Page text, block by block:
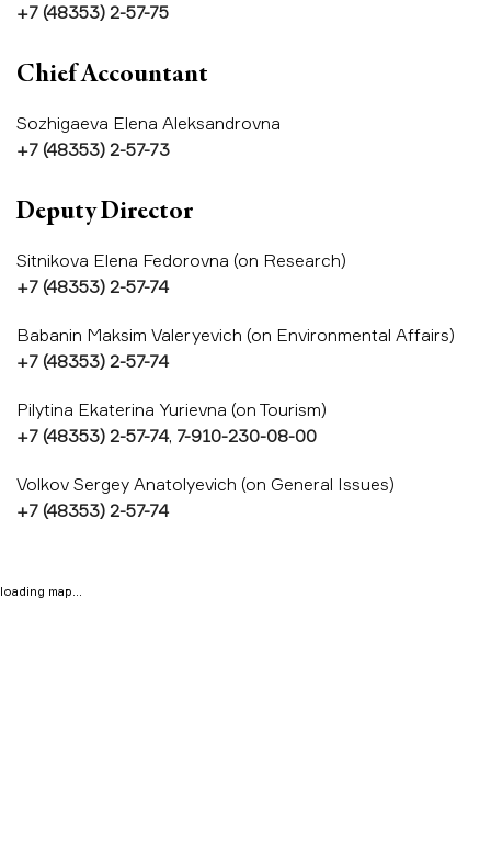
+7 (48353) 2-57-75
Chief Accountant
Sozhigaeva Elena Aleksandrovna
+7 (48353) 2-57-73
Deputy Director
Sitnikova Elena Fedorovna (on Research)
+7 (48353) 2-57-74
Babanin Maksim Valeryevich (on Environmental Affairs)
+7 (48353) 2-57-74
Pilytina Ekaterina Yurievna (on Tourism)
+7 (48353) 2-57-74, 7-910-230-08-00
Volkov Sergey Anatolyevich (on General Issues)
+7 (48353) 2-57-74
loading map...